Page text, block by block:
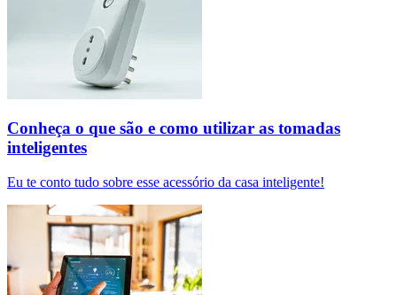
Conheça o que são e como utilizar as tomadas
inteligentes
Eu te conto tudo sobre esse acessório da casa inteligente!